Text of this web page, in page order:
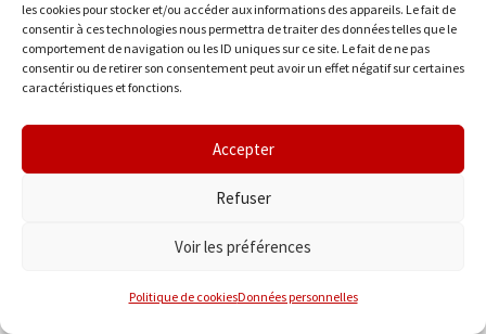
les cookies pour stocker et/ou accéder aux informations des appareils. Le fait de
consentir à ces technologies nous permettra de traiter des données telles que le
comportement de navigation ou les ID uniques sur ce site. Le fait de ne pas
consentir ou de retirer son consentement peut avoir un effet négatif sur certaines
caractéristiques et fonctions.
Accepter
Refuser
Voir les préférences
Politique de cookiesDonnées personnelles
3 mai 2022 Autre
Les prélèvements d’eau à
partir des réseaux d’eau
potable en « VIGILANCE »
http://www.vienne.gouv.fr
LIRE LA SUITE